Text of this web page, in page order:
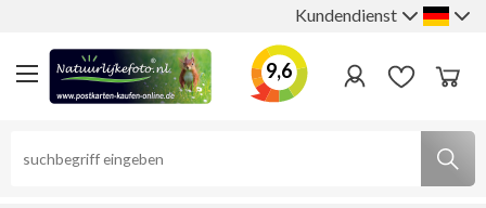
Kundendienst
9,6